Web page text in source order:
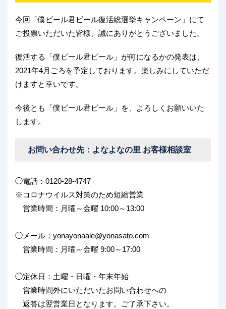
今回「僕ビール君ビール復活総選挙キャンペーン」にて
ご投票いただいた皆様、誠にありがとうございました。
復活する「僕ビール君ビール」が何になるかの発表は、
2021年4月ごろを予定しております。楽しみにしていただ
けますと幸いです。
今後とも「僕ビール君ビール」を、よろしくお願いいた
します。
お問い合わせ先：よなよなの里 お客様相談室
◯電話：0120-28-4747
※コロナウイルス対策のため短縮営業
営業時間：月曜～金曜 10:00～13:00
◯メール：yonayonaale@yonasato.com
営業時間：月曜～金曜 9:00～17:00
◯定休日：土曜・日曜・年末年始
営業時間外にいただいたお問い合わせへの
返答は翌営業日となります。ご了承下さい。